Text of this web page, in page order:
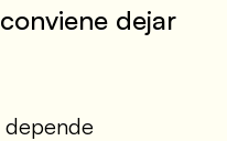
dejar
depende